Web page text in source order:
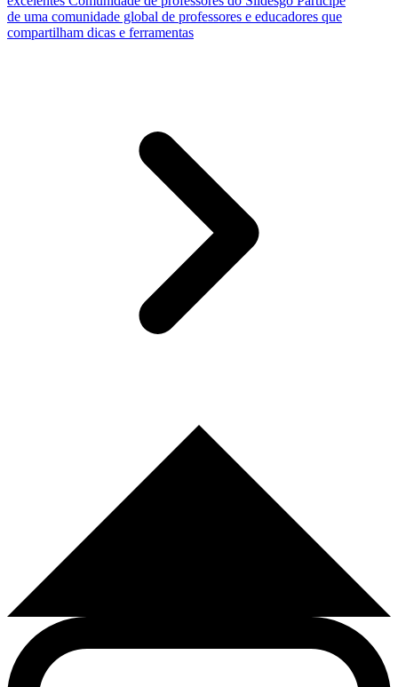
de uma comunidade global de professores e educadores que
compartilham dicas e ferramentas